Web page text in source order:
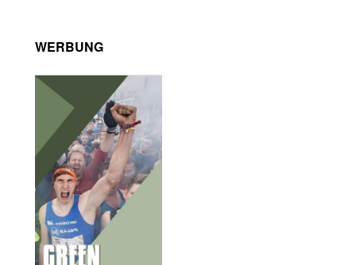
WERBUNG